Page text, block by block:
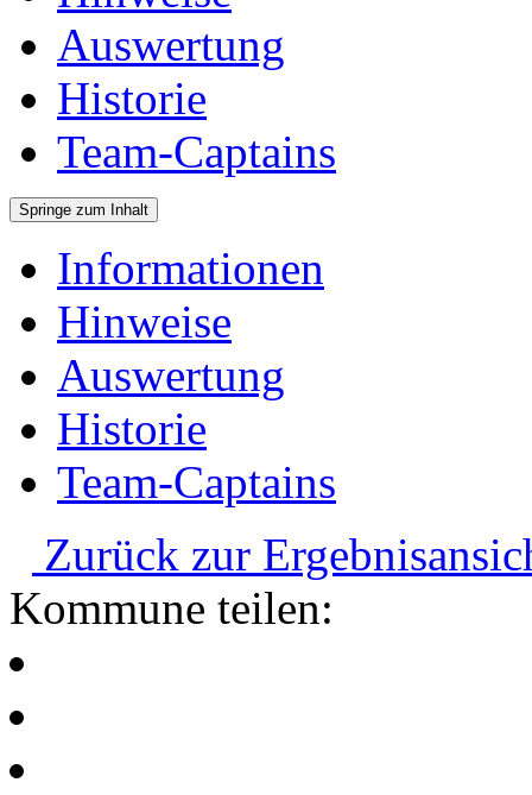
Auswertung
Historie
Team-Captains
Springe zum Inhalt
Informationen
Hinweise
Auswertung
Historie
Team-Captains
Zurück zur
Kommune teilen: